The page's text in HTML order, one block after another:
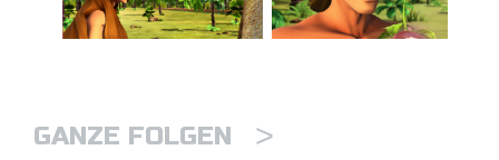
GANZE FOLGEN >